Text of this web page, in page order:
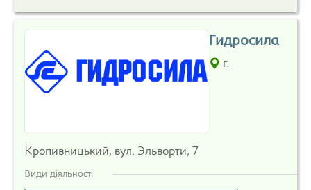
Гидросила
г.
Кропивницький, вул. Эльворти, 7
Види діяльності